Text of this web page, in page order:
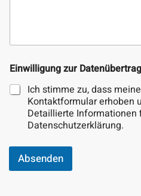
r
-
a
Einwilligung zur
Ich stimme zu, dass
Kontaktformular erhoben
Detaillierte Informationen
Datenschutzerklärung.
Absenden